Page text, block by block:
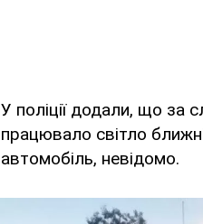
У поліції додали, що за
працювало світло
автомобіль, невідомо.